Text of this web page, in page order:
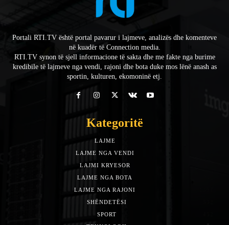
Portali RTI.TV është portal pavarur i lajmeve, analizës dhe komenteve
në kuadër të Connection media.
RTI.TV synon të sjell informacione të sakta dhe me fakte nga burime
kredibile të lajmeve nga vendi, rajoni dhe bota duke mos lënë anash as
sportin, kulturen, ekomoninë etj.
Kategoritë
LAJME
LAJME NGA VENDI
LAJMI KRYESOR
LAJME NGA BOTA
LAJME NGA RAJONI
SHËNDETËSI
SPORT